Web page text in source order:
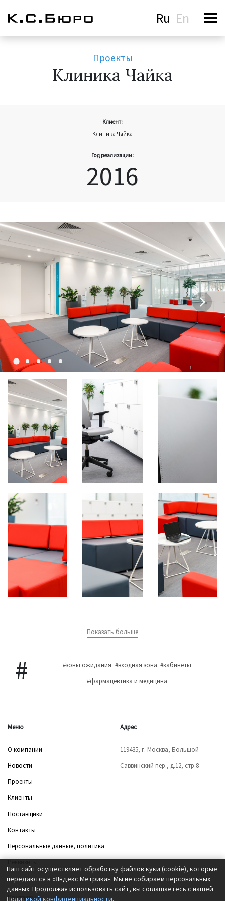
Ru En
Проекты
Клиника Чайка
Клиент:
Клиника Чайка
Год реализации:
2016
Показать больше
#зоны ожидания #входная зона #кабинеты
#фармацевтика и медицина
Меню
О компании
Новости
Проекты
Клиенты
Поставщики
Контакты
Персональные данные, политика
Адрес
119435, г. Москва, Большой
Саввинский пер., д.12, стр.8
Контакты
Наш сайт осуществляет обработку файлов куки (cookie), которые
передаются в «Яндекс Метрика». Мы не собираем персональных
данных. Продолжая использовать сайт, вы соглашаетесь с нашей
Политикой конфиденциальности.